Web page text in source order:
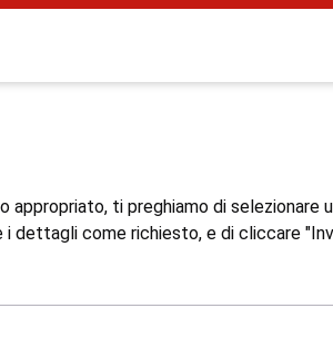
ti preghiamo di selezionare
i dettagli come richiesto, e di cliccare